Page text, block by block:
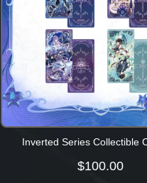
Inverted Series Collectible
$100.00